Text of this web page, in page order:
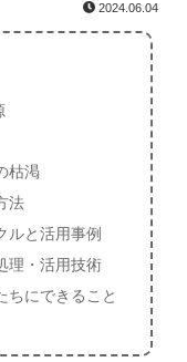
2024.06.04
枯渇
法
ルと活用事例
理・活用技術
ちにできること